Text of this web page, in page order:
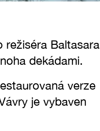
režiséra Baltasara
dekádami.
verze
je vybaven